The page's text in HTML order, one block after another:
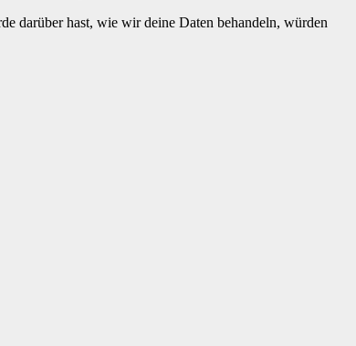
darüber hast, wie wir deine Dat­en behan­deln, wür­den